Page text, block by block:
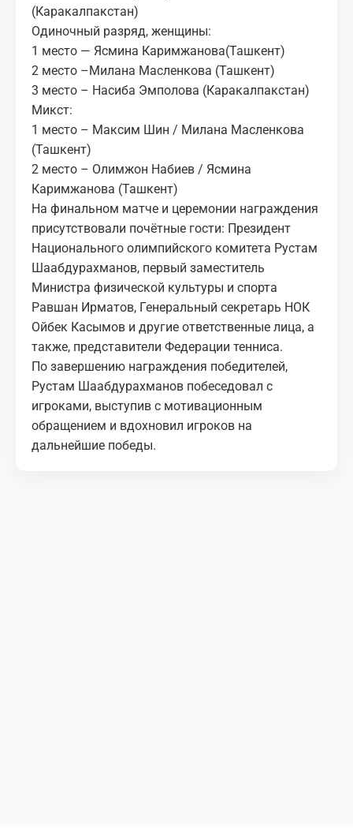
(Каракалпакстан)
Одиночный разряд, женщины:
1 место — Ясмина Каримжанова(Ташкент)
2 место –Милана Масленкова (Ташкент)
3 место – Насиба Эмполова (Каракалпакстан)
Микст:
1 место – Максим Шин / Милана Масленкова
(Ташкент)
2 место – Олимжон Набиев / Ясмина
Каримжанова (Ташкент)
На финальном матче и церемонии награждения
присутствовали почётные гости: Президент
Национального олимпийского комитета Рустам
Шаабдурахманов, первый заместитель
Министра физической культуры и спорта
Равшан Ирматов, Генеральный секретарь НОК
Ойбек Касымов и другие ответственные лица, а
также, представители Федерации тенниса.
По завершению награждения победителей,
Рустам Шаабдурахманов побеседовал с
игроками, выступив с мотивационным
обращением и вдохновил игроков на
дальнейшие победы.